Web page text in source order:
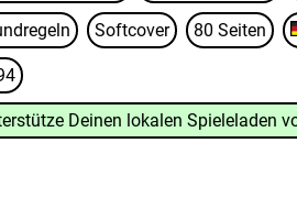
Softcover 80 Seiten
Deinen lokalen Spieleladen